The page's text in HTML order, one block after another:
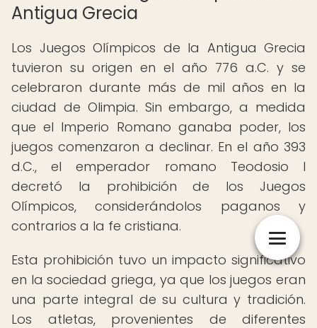
Antigua Grecia
Los Juegos Olímpicos de la Antigua Grecia
tuvieron su origen en el año 776 a.C. y se
celebraron durante más de mil años en la
ciudad de Olimpia. Sin embargo, a medida
que el Imperio Romano ganaba poder, los
juegos comenzaron a declinar. En el año 393
d.C., el emperador romano Teodosio I
decretó la prohibición de los Juegos
Olímpicos, considerándolos paganos y
contrarios a la fe cristiana.
Esta prohibición tuvo un impacto significativo
en la sociedad griega, ya que los juegos eran
una parte integral de su cultura y tradición.
Los atletas, provenientes de diferentes